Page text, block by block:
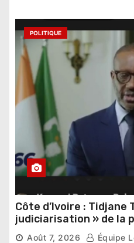
POLITIQUE
Côte d’Ivoire : Tidjane
judiciarisation » de la
poursuivre l’apaisement
Août 7, 2026 Équipe